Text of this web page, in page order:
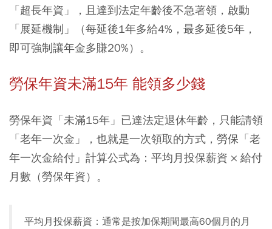
「超長年資」，且達到法定年齡後不急著領，啟動
「展延機制」（每延後1年多給4%，最多延後5年，
即可強制讓年金多賺20%）。
勞保年資未滿15年 能領多少錢
勞保年資「未滿15年」已達法定退休年齡，只能請領
「老年一次金」，也就是一次領取的方式，勞保「老
年一次金給付」計算公式為：平均月投保薪資 × 給付
月數（勞保年資）。
平均月投保薪資：通常是按加保期間最高60個月的月